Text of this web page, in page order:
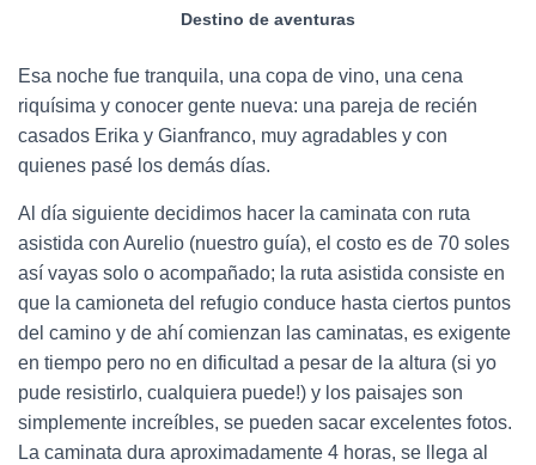
Destino de aventuras
Esa noche fue tranquila, una copa de vino, una cena
riquísima y conocer gente nueva: una pareja de recién
casados Erika y Gianfranco, muy agradables y con
quienes pasé los demás días.
Al día siguiente decidimos hacer la caminata con ruta
asistida con Aurelio (nuestro guía), el costo es de 70 soles
así vayas solo o acompañado; la ruta asistida consiste en
que la camioneta del refugio conduce hasta ciertos puntos
del camino y de ahí comienzan las caminatas, es exigente
en tiempo pero no en dificultad a pesar de la altura (si yo
pude resistirlo, cualquiera puede!) y los paisajes son
simplemente increíbles, se pueden sacar excelentes fotos.
La caminata dura aproximadamente 4 horas, se llega al